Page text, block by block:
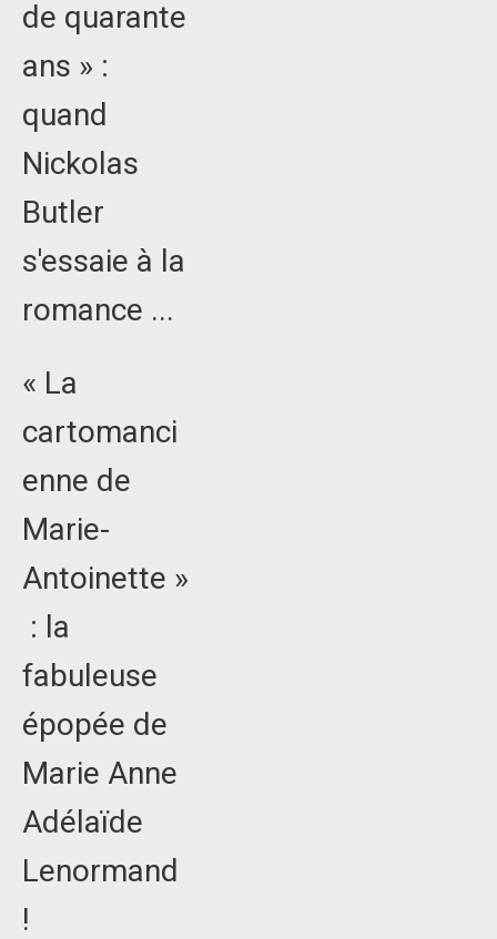
de quarante
ans » :
quand
Nickolas
Butler
s'essaie à la
romance ...
« La
cartomanci
enne de
Marie-
Antoinette »
: la
fabuleuse
épopée de
Marie Anne
Adélaïde
Lenormand
!